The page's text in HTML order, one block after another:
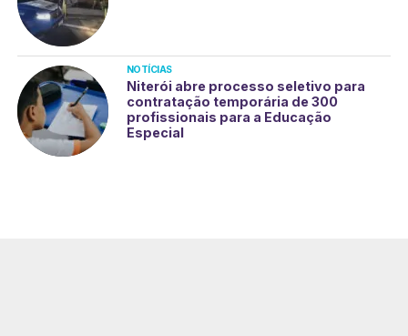
NOTÍCIAS
Niterói abre processo seletivo para
contratação temporária de 300
profissionais para a Educação
Especial